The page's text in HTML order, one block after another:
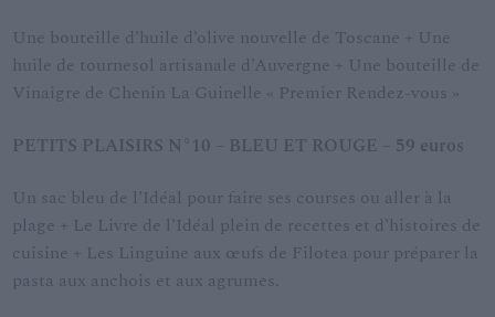
Une bouteille d’huile d’olive nouvelle de Toscane + Une
huile de tournesol artisanale d’Auvergne + Une bouteille de
Vinaigre de Chenin La Guinelle « Premier Rendez-vous »
PETITS PLAISIRS N°10 – BLEU ET ROUGE – 59 euros
Un sac bleu de l’Idéal pour faire ses courses ou aller à la
plage + Le Livre de l’Idéal plein de recettes et d’histoires de
cuisine + Les Linguine aux œufs de Filotea pour préparer la
pasta aux anchois et aux agrumes.